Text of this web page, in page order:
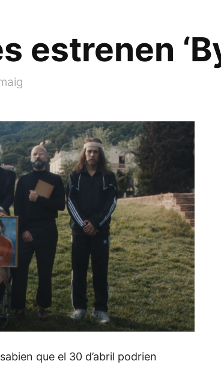
Fila
estrenen
que el 30 d’abril podrien